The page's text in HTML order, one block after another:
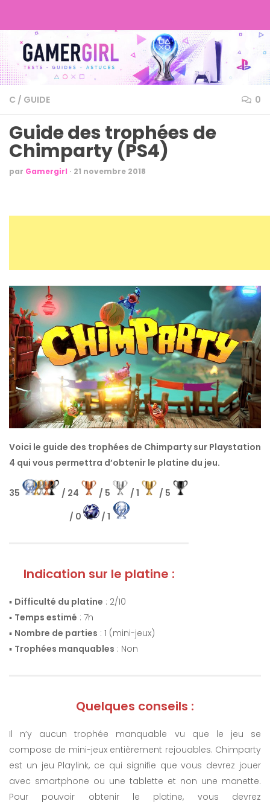
C / GUIDE 0
Guide des trophées de
Chimparty (PS4)
par Gamergirl · 21 novembre 2018
Voici le guide des trophées de Chimparty sur Playstation
4 qui vous permettra d’obtenir le platine du jeu.
35 / 24 / 5 / 1
/ 5
/ 0
/ 1
Indication sur le platine :
▪️ Difficulté du platine : 2/10
▪️ Temps estimé : 7h
▪️ Nombre de parties : 1 (mini-jeux)
▪️ Trophées manquables : Non
Quelques conseils :
Il n’y aucun trophée manquable vu que le jeu se
compose de mini-jeux entièrement rejouables. Chimparty
est un jeu Playlink, ce qui signifie que vous devrez jouer
avec smartphone ou une tablette et non une manette.
Pour pouvoir obtenir le platine, vous devrez